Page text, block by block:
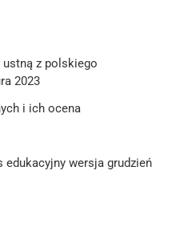
ustną z polskiego
2023
i ich ocena
edukacyjny wersja grudzień